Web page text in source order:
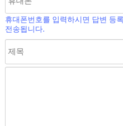
휴대폰번호를 입력하시면 답변 등
전송됩니다.